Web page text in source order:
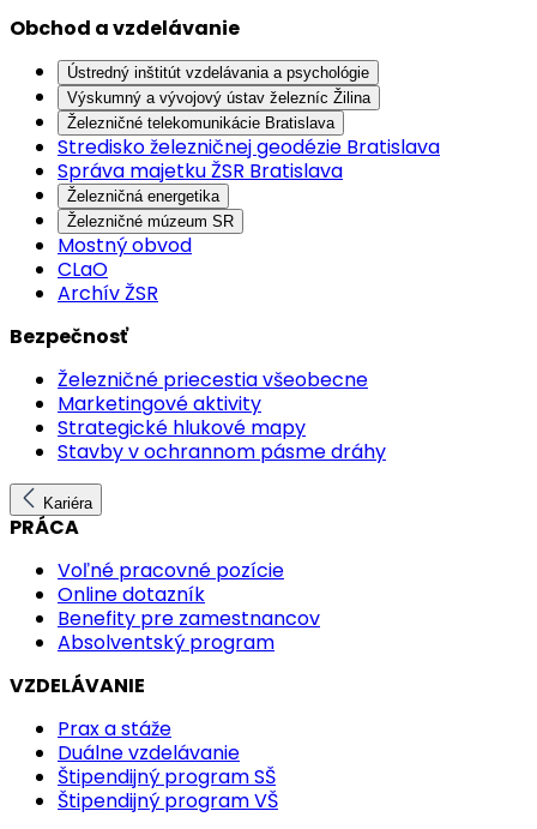
Obchod a vzdelávanie
Ústredný inštitút vzdelávania a psychológie
Výskumný a vývojový ústav železníc Žilina
Železničné telekomunikácie Bratislava
Stredisko železničnej geodézie Bratislava
Správa majetku ŽSR Bratislava
Železničná energetika
Železničné múzeum SR
Mostný obvod
CLaO
Archív ŽSR
Bezpečnosť
Železničné priecestia všeobecne
Marketingové aktivity
Strategické hlukové mapy
Stavby v ochrannom pásme dráhy
Kariéra
PRÁCA
Voľné pracovné pozície
Online dotazník
Benefity pre zamestnancov
Absolventský program
VZDELÁVANIE
Prax a stáže
Duálne vzdelávanie
Štipendijný program SŠ
Štipendijný program VŠ